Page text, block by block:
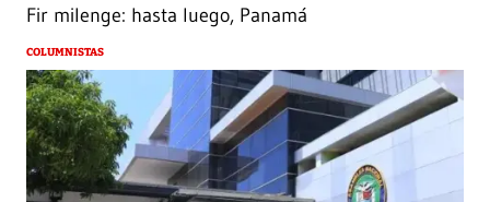
Fir milenge: hasta luego, Panamá
COLUMNISTAS